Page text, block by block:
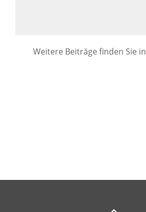
Weitere Beiträge finden Sie in